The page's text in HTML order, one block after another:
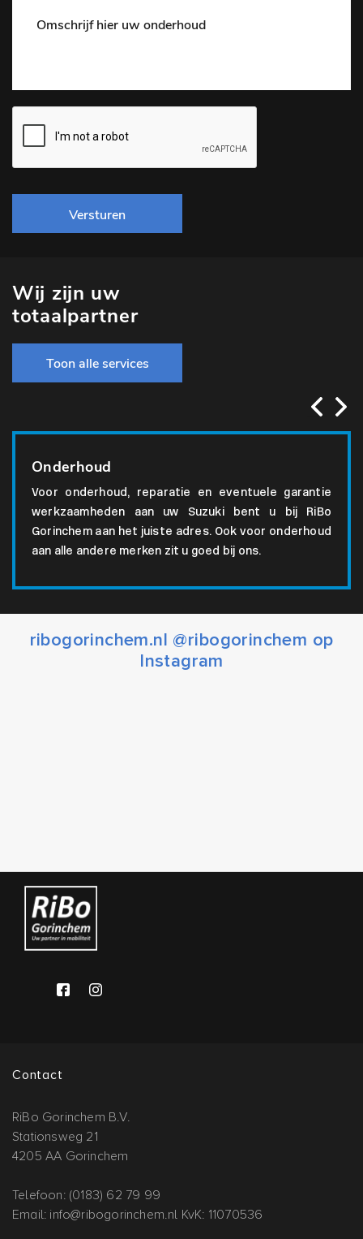
Versturen
Wij zijn uw
totaalpartner
Toon alle services
Onderhoud
Voor onderhoud, reparatie en eventuele garantie
werkzaamheden aan uw Suzuki bent u bij RiBo
Gorinchem aan het juiste adres. Ook voor onderhoud
aan alle andere merken zit u goed bij ons.
ribogorinchem.nl @ribogorinchem op
Instagram
Contact
RiBo Gorinchem B.V.
Stationsweg 21
4205 AA Gorinchem
Telefoon: (0183) 62 79 99
Email: info@ribogorinchem.nl KvK: 11070536